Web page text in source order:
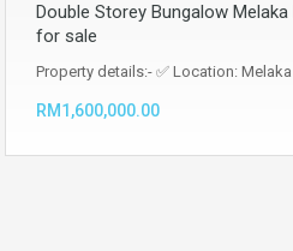
Double Storey Bungalow
for sale
Property details:- ✅ Location:
RM1,600,000.00